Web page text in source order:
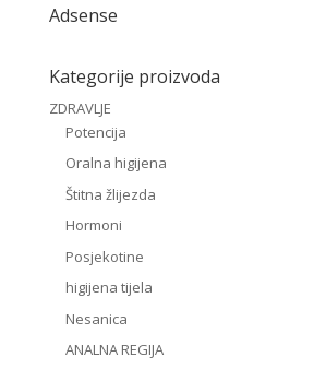
Adsense
Kategorije proizvoda
ZDRAVLJE
Potencija
Oralna higijena
Štitna žlijezda
Hormoni
Posjekotine
higijena tijela
Nesanica
ANALNA REGIJA